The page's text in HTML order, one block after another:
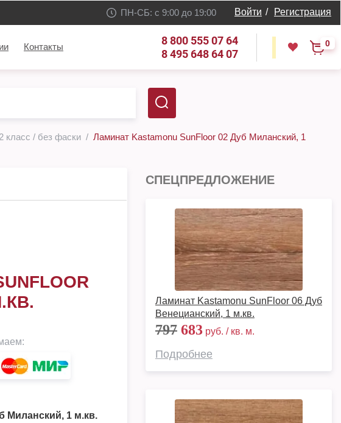
ПН-СБ: с 9:00 до 19:00 Войти / Регистрация
Контакты
8 800 555 07 64
8 495 648 64 07
0
класс / без фаски
Ламинат Kastamonu SunFloor 02 Дуб Миланский, 1
Миланский, 1 м.кв.
СПЕЦПРЕДЛОЖЕНИЕ
Ламинат Kastamonu SunFloor 06 Дуб
Венецианский, 1 м.кв.
797 683 руб. / кв. м.
Подробнее